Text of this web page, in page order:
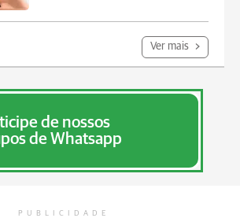
Ver mais
de nossos
de Whatsapp
PUBLICIDADE